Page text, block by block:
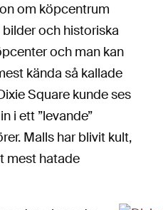
om köpcentrum
bilder och historiska
och man kan
kända så kallade
Square kunde ses
i ett ”levande”
Malls har blivit kult,
mest hatade